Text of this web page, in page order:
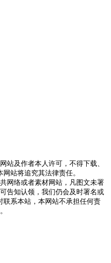
站及作者本人许可，不得下载、
站将追究其法律责任。
网络或者素材网站，凡图文未署
告知认领，我们仍会及时署名或
联系本站，本网站不承担任何责